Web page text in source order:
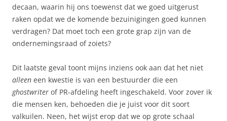
decaan, waarin hij ons toewenst dat we goed uitgerust
raken opdat we de komende bezuinigingen goed kunnen
verdragen? Dat moet toch een grote grap zijn van de
ondernemingsraad of zoiets?
Dit laatste geval toont mijns inziens ook aan dat het niet
alleen een kwestie is van een bestuurder die een
ghostwriter of PR-afdeling heeft ingeschakeld. Voor zover ik
die mensen ken, behoeden die je juist voor dit soort
valkuilen. Neen, het wijst erop dat we op grote schaal